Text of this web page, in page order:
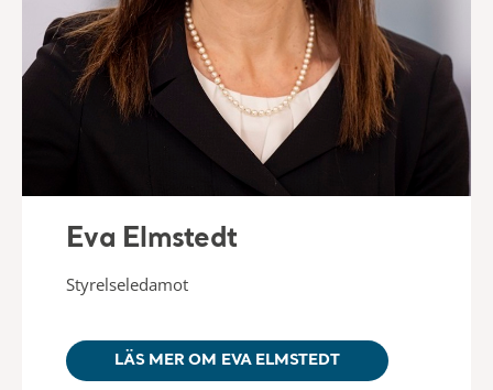
Eva Elmstedt
Styrelseledamot
LÄS MER OM EVA ELMSTEDT